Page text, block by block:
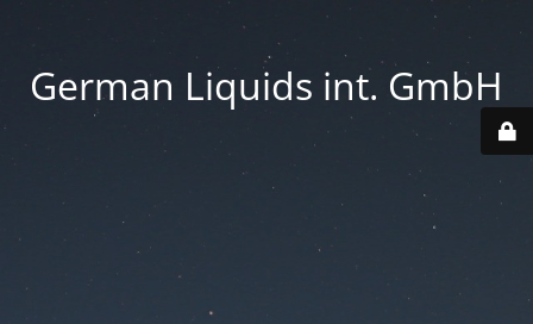
German Liquids int. GmbH